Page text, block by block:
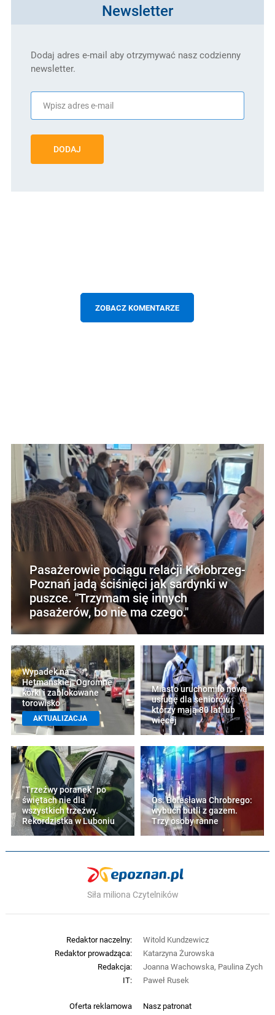
Newsletter
Dodaj adres e-mail aby otrzymywać nasz codzienny
newsletter.
DODAJ
ZOBACZ KOMENTARZE
Pasażerowie pociągu relacji Kołobrzeg-
Poznań jadą ściśnięci jak sardynki w
puszce. "Trzymam się innych
pasażerów, bo nie ma czego."
Wypadek na
Hetmańskiej. Ogromne
korki i zablokowane
torowisko
AKTUALIZACJA
Miasto uruchomiło nową
usługę dla seniorów,
którzy mają 80 lat lub
więcej
"Trzeźwy poranek" po
świętach nie dla
wszystkich trzeźwy.
Rekordzistka w Luboniu
Os. Bolesława Chrobrego:
wybuch butli z gazem.
Trzy osoby ranne
Siła miliona Czytelników
Oferta reklamowa
Nasz patronat
Redaktor naczelny:
Witold Kundzewicz
Redaktor prowadząca:
Katarzyna Żurowska
Redakcja:
Joanna Wachowska, Paulina Zych
IT:
Paweł Rusek